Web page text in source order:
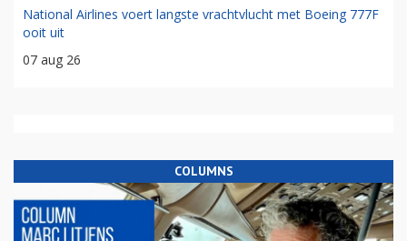
National Airlines voert langste vrachtvlucht met Boeing 777F
ooit uit
07 aug 26
COLUMNS